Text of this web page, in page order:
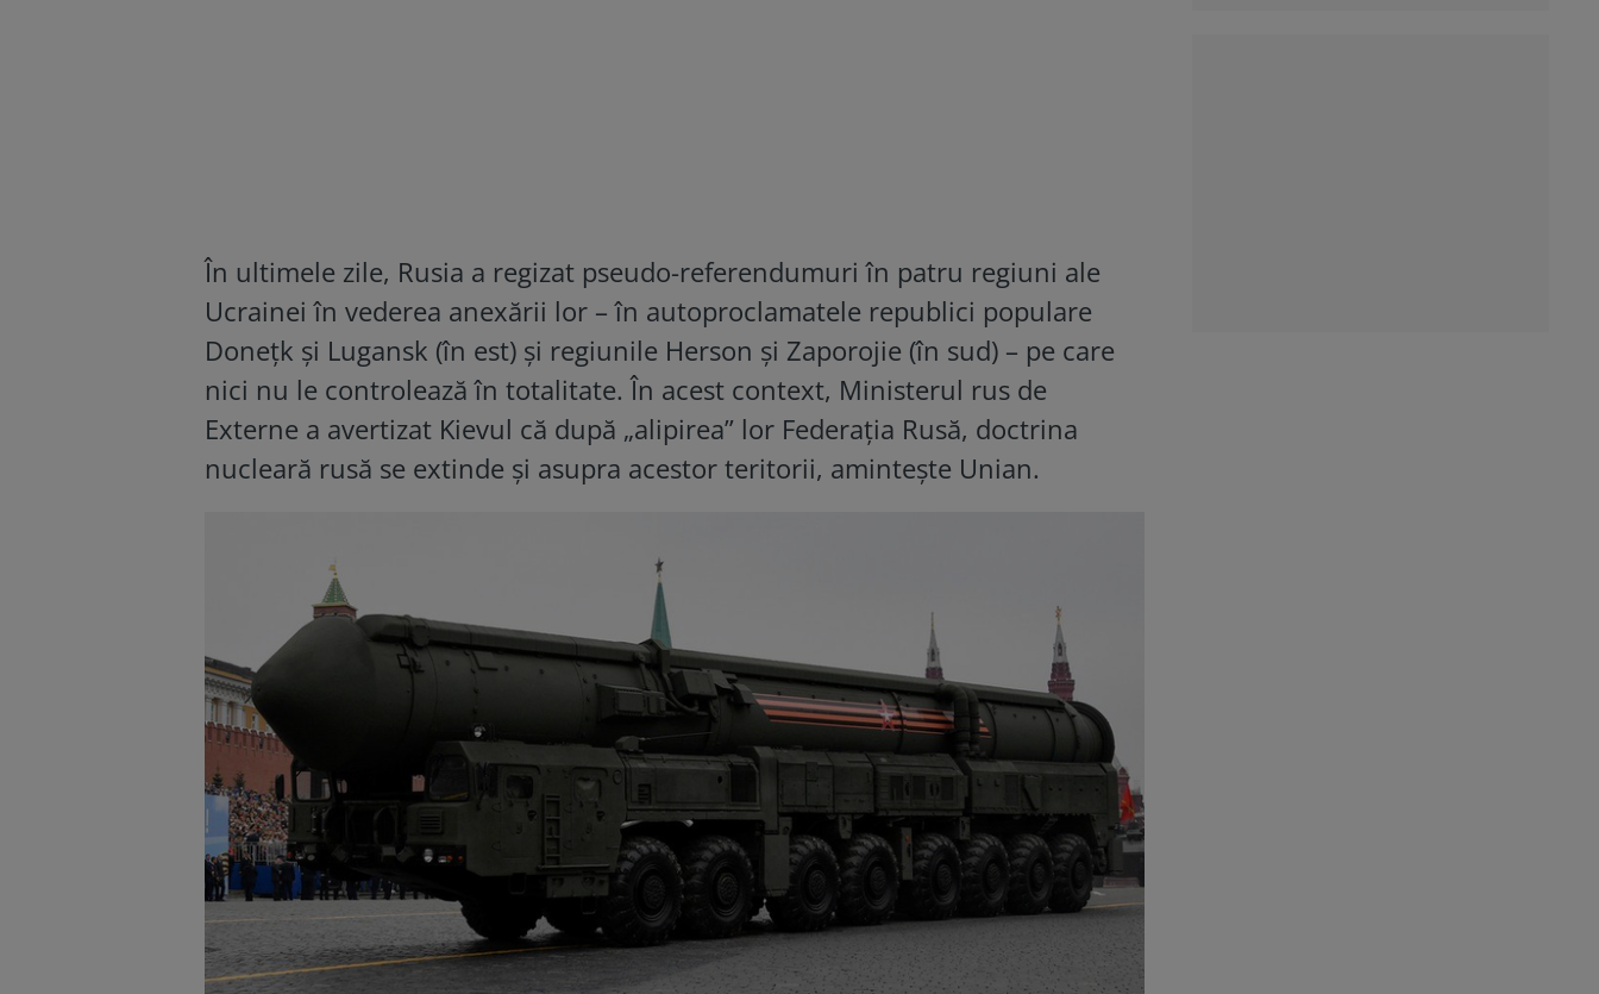
În ultimele zile, Rusia a regizat pseudo-referendumuri în patru regiuni ale
Ucrainei în vederea anexării lor – în autoproclamatele republici populare
Donețk și Lugansk (în est) și regiunile Herson și Zaporojie (în sud) – pe care
nici nu le controlează în totalitate. În acest context, Ministerul rus de
Externe a avertizat Kievul că după „alipirea” lor Federația Rusă, doctrina
nucleară rusă se extinde și asupra acestor teritorii, amintește Unian.